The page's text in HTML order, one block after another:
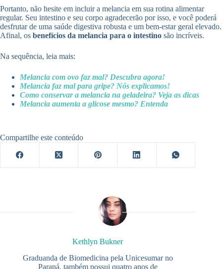
Portanto, não hesite em incluir a melancia em sua rotina alimentar
regular. Seu intestino e seu corpo agradecerão por isso, e você poderá
desfrutar de uma saúde digestiva robusta e um bem-estar geral elevado.
Afinal, os benefícios da melancia para o intestino são incríveis.
Na sequência, leia mais:
Melancia com ovo faz mal? Descubra agora!
Melancia faz mal para gripe? Nós explicamos!
Como conservar a melancia na geladeira? Veja as dicas
Melancia aumenta a glicose mesmo? Entenda
Compartilhe este conteúdo
Kethlyn Bukner
Graduanda de Biomedicina pela Unicesumar no
Paraná, também possui quatro anos de